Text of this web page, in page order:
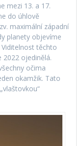
mezi 13. a 17.
do úhlově
maximální západní
planety objevíme
těchto
2022 ojedinělá.
očima
okamžik. Tato